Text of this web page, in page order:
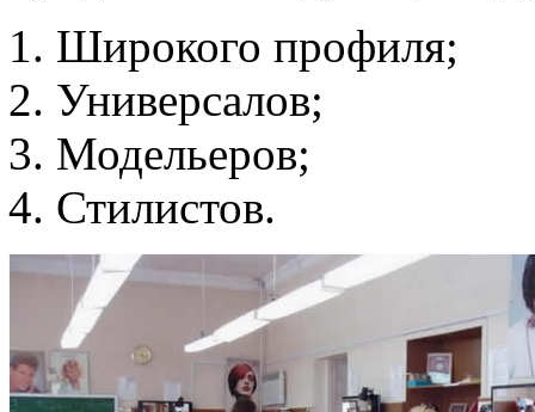
Широкого профиля;
Универсалов;
Модельеров;
Стилистов.